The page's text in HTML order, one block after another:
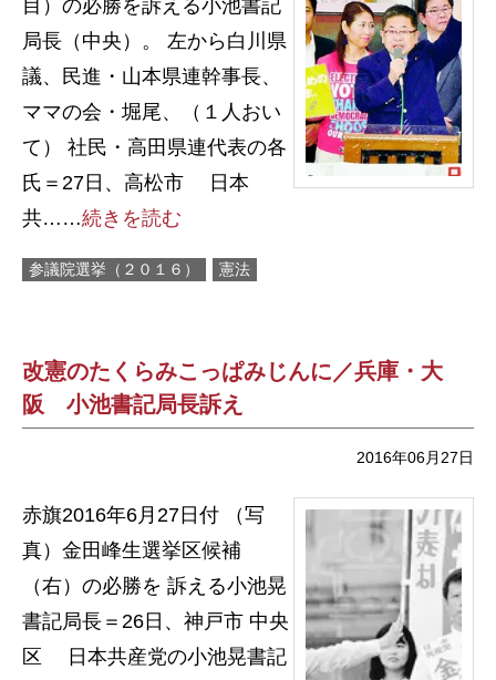
目）の必勝を訴える小池書記
局長（中央）。 左から白川県
議、民進・山本県連幹事長、
ママの会・堀尾、（１人おい
て） 社民・高田県連代表の各
氏＝27日、高松市 日本
共……続きを読む
参議院選挙（２０１６） 憲法
改憲のたくらみこっぱみじんに／兵庫・大
阪 小池書記局長訴え
2016年06月27日
赤旗2016年6月27日付 （写
真）金田峰生選挙区候補
（右）の必勝を 訴える小池晃
書記局長＝26日、神戸市 中央
区 日本共産党の小池晃書記